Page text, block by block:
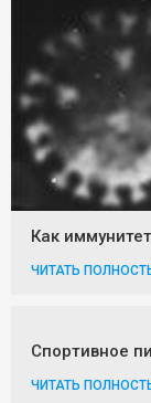
Как
ЧИТАТЬ
Спортивное
ЧИТАТЬ